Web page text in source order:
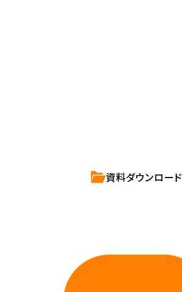
資料ダウンロード